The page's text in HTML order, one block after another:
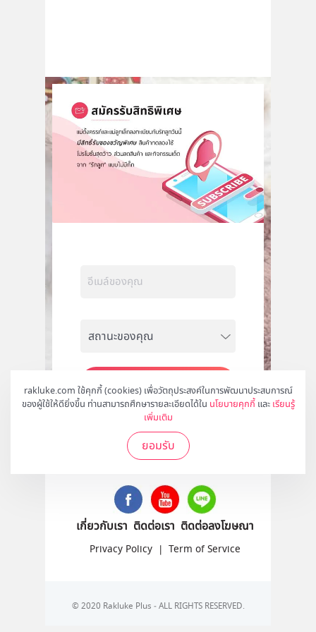
rakluke.com ใช้คุกกี้ (cookies) เพื่อวัตถุประสงค์ในการพัฒนาประสบการณ์
ของผู้ใช้ให้ดียิ่งขึ้น ท่านสามารถศึกษารายละเอียดได้ใน นโยบายคุกกี้ และ เรียนรู้
เพิ่มเติม
ยอมรับ
สมัคร
ติดตามเราได้ที่
เกี่ยวกับเรา ติดต่อเรา ติดต่อลงโฆษณา
Privacy Policy | Term of Service
© 2020 Rakluke Plus - ALL RIGHTS RESERVED.